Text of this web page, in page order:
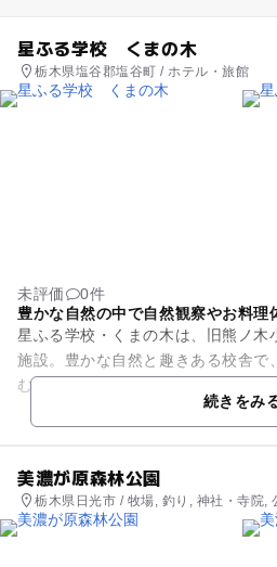
星ふる学校 くまの木
栃木県塩谷郡塩谷町 / ホテル・旅館
未評価
0件
豊かな自然の中で自然観察やお料理
星ふる学校・くまの木は、旧熊ノ木
施設。豊かな自然と趣きある校舎で
むことができます。 体験メニューは季節によってもさまざまで
続きをみ
美濃が原森林公園
栃木県日光市 / 牧場, 釣り, 神社・寺院,